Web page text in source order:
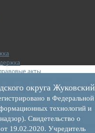
акты
законодательство
формирования и ведения
предоставления имущества из
правовые акты по
округа Жуковский
в Федеральной
технологий и
Свидетельство о
19.02.2020. Учредитель